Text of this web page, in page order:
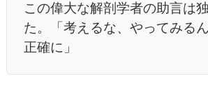
この偉大な解剖学者の助言は
た。「考えるな、やってみる
正確に」